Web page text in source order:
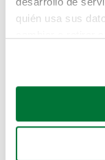
quién usa sus
Si lo permite,
Recopilar
Identificar su
Pero puedes
buscando en
Coches de
Coches de km0